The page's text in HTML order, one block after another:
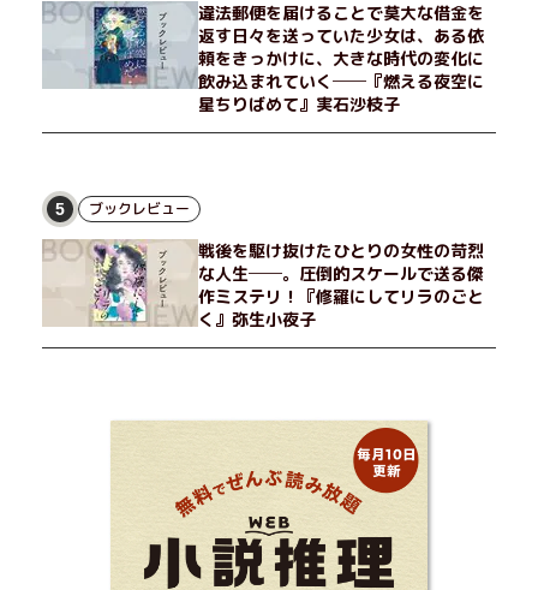
違法郵便を届けることで莫大な借金を
返す日々を送っていた少女は、ある依
頼をきっかけに、大きな時代の変化に
飲み込まれていく──『燃える夜空に
星ちりばめて』実石沙枝子
5 ブックレビュー
戦後を駆け抜けたひとりの女性の苛烈
な人生──。圧倒的スケールで送る傑
作ミステリ！『修羅にしてリラのごと
く』弥生小夜子